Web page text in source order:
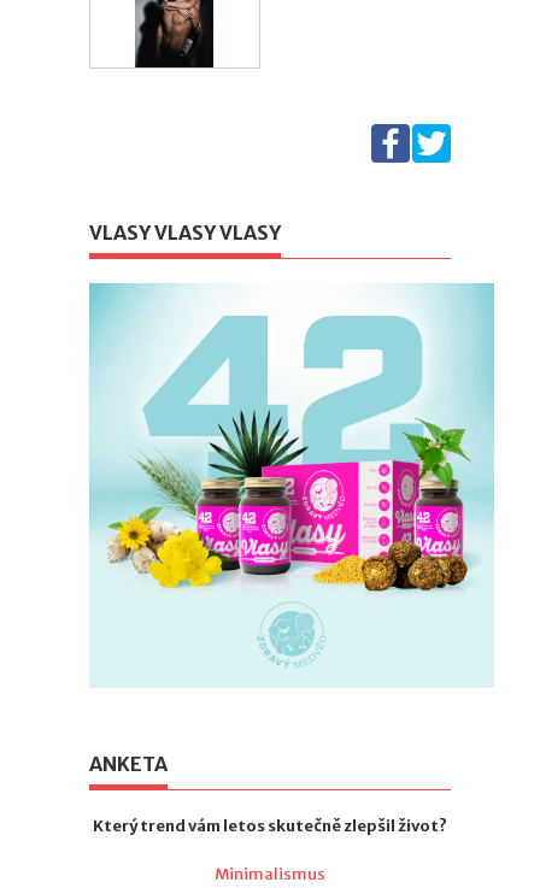
VLASY VLASY VLASY
ANKETA
Který trend vám letos skutečně zlepšil život?
Minimalismus